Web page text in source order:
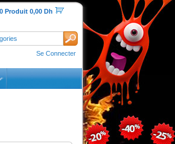
0 Produit 0,00 Dh
Se Connecter